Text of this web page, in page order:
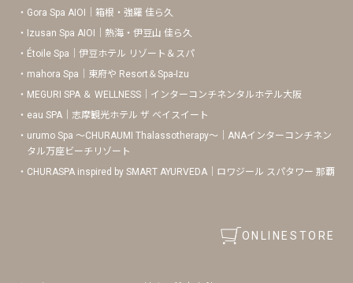
Gora Spa AIOI｜箱根・強羅 佳ら久
Izusan Spa AIOI｜熱海・伊豆山 佳ら久
Étoile Spa｜伊豆ホテル リゾート＆スパ
mahora Spa｜東府や Resort＆Spa-Izu
MEGURI SPA ＆ WELLNESS｜インターコンチネンタルホテル大阪
eau SPA｜志摩観光ホテル ザ ベイスイート
urumo Spa 〜CHURAUMI Thalassotherapy〜｜ANAインターコンチネン
タル万座ビーチリゾート
CHURASPA inspired by SMART AYURVEDA｜ロワジール スパタワー 那覇
ONLINESTORE